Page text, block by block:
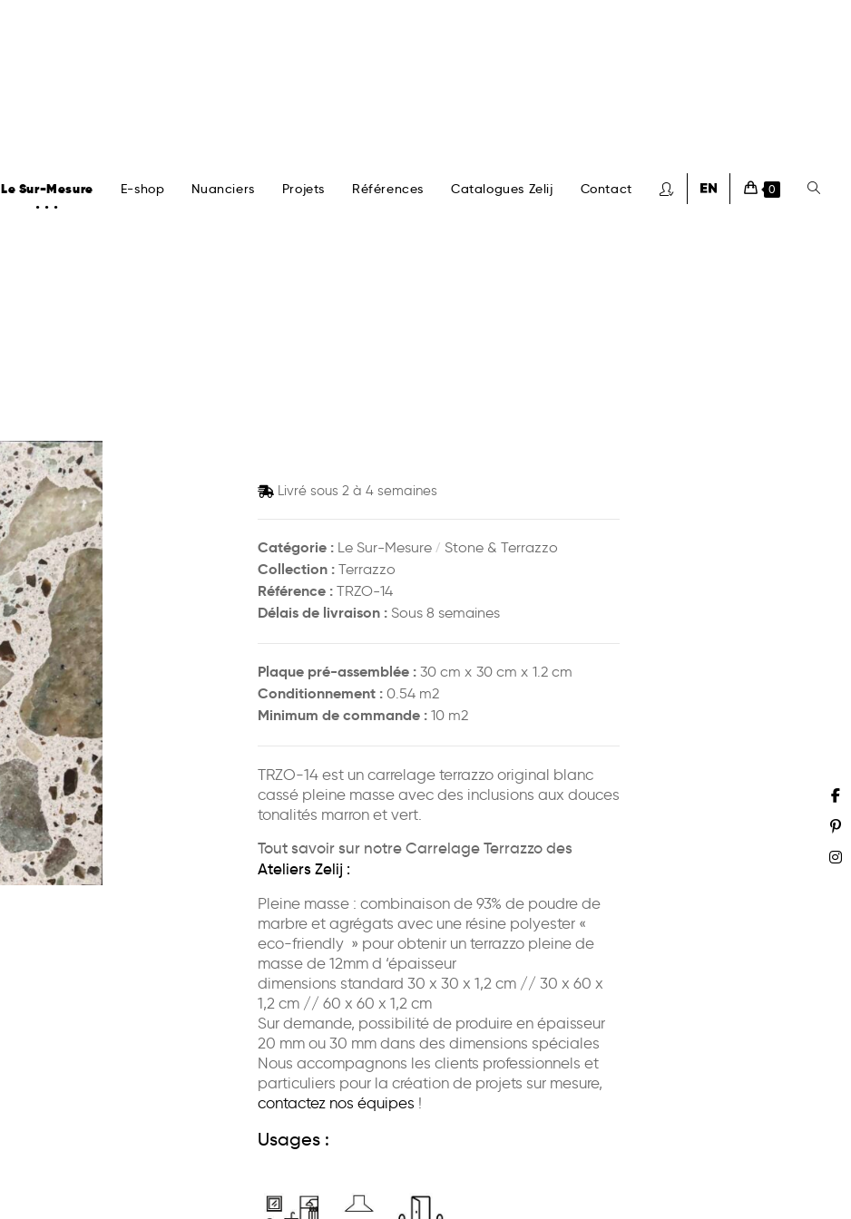
Le Sur-Mesure E-shop Nuanciers Projets Références Catalogues Zelij Contact 0
Livré sous 2 à 4 semaines
Catégorie : Le Sur-Mesure/ Stone & Terrazzo
Collection : Terrazzo
Référence :TRZO-14
Délais de livraison : Sous 8 semaines
Plaque pré-assemblée :30 cm x 30 cm x 1.2 cm
Conditionnement :0.54 m2
Minimum de commande :10 m2
TRZO-14 est un carrelage terrazzo original blanc
cassé pleine masse avec des inclusions aux douces
tonalités marron et vert.
Tout savoir sur notre Carrelage Terrazzo des
Ateliers Zelij :
Pleine masse : combinaison de 93% de poudre de
marbre et agrégats avec une résine polyester «
eco-friendly » pour obtenir un terrazzo pleine de
masse de 12mm d ‘épaisseur
dimensions standard 30 x 30 x 1,2 cm // 30 x 60 x
1,2 cm // 60 x 60 x 1,2 cm
Sur demande, possibilité de produire en épaisseur
20 mm ou 30 mm dans des dimensions spéciales
Nous accompagnons les clients professionnels et
particuliers pour la création de projets sur mesure,
contactez nos équipes !
Usages :